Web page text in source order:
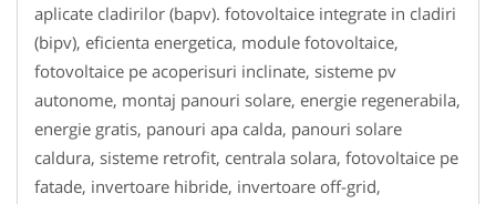
aplicate cladirilor (bapv). fotovoltaice integrate in cladiri
(bipv), eficienta energetica, module fotovoltaice,
fotovoltaice pe acoperisuri inclinate, sisteme pv
autonome, montaj panouri solare, energie regenerabila,
energie gratis, panouri apa calda, panouri solare
caldura, sisteme retrofit, centrala solara, fotovoltaice pe
fatade, invertoare hibride, invertoare off-grid,